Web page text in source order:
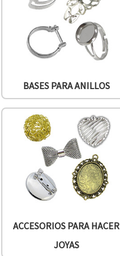
BASES PARA ANILLOS
ACCESORIOS PARA HACER
JOYAS